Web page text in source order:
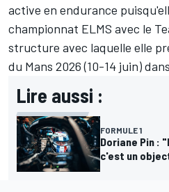
active en endurance
championnat ELMS avec le
structure avec laquelle elle
du Mans 2026 (10-14 juin)
Lire aussi :
FORMULE 1
Doriane Pin :
c'est un